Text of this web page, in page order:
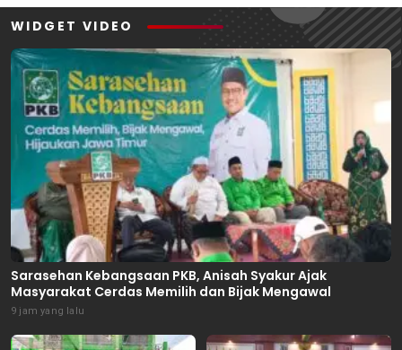
WIDGET VIDEO
Sarasehan Kebangsaan PKB, Anisah Syakur Ajak
Masyarakat Cerdas Memilih dan Bijak Mengawal
9 jam yang lalu